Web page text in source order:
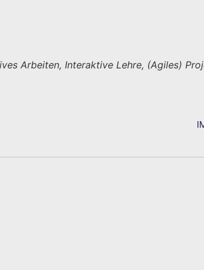
Arbeiten, Interaktive Lehre, (Agiles)